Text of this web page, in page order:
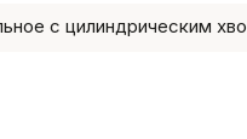
с цилиндрическим